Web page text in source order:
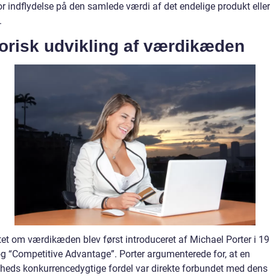
indflydelse på den samlede værdi af det endelige produkt eller
udvikling af værdikæden
om værdikæden blev først introduceret af Michael Porter i
“Competitive Advantage”. Porter argumenterede for, at en
konkurrencedygtige fordel var direkte forbundet med dens